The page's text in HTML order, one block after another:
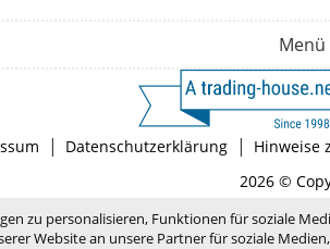
Menü
| Datenschutzerklärung | Hinweise
2026 ©
zu personalisieren, Funktionen für soziale
Website an unsere Partner für soziale